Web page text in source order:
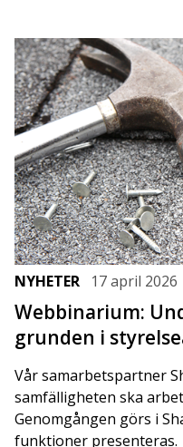
NYHETER 17 april 2026
Webbinarium:
grunden i
Vår samarbetspartner
samfälligheten ska
Genomgången görs i
funktioner presenteras.